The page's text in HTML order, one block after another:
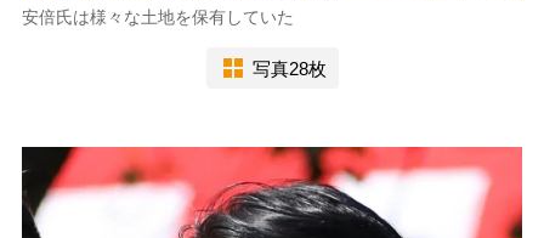
安倍氏は様々な土地を保有していた
写真28枚